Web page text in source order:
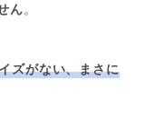
ん。
ズがない、まさに